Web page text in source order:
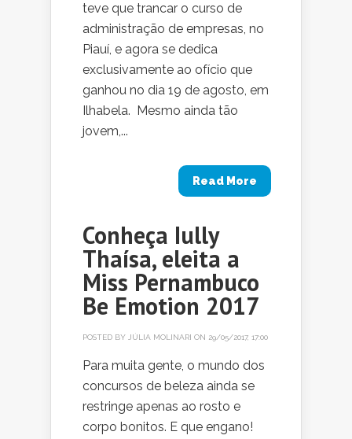
teve que trancar o curso de
administração de empresas, no
Piauí, e agora se dedica
exclusivamente ao ofício que
ganhou no dia 19 de agosto, em
Ilhabela. Mesmo ainda tão
jovem,...
Read More
Conheça Iully
Thaísa, eleita a
Miss Pernambuco
Be Emotion 2017
POSTED BY JÚLIA MOLINARI ON 29/05/2017, 17:00
Para muita gente, o mundo dos
concursos de beleza ainda se
restringe apenas ao rosto e
corpo bonitos. E que engano!